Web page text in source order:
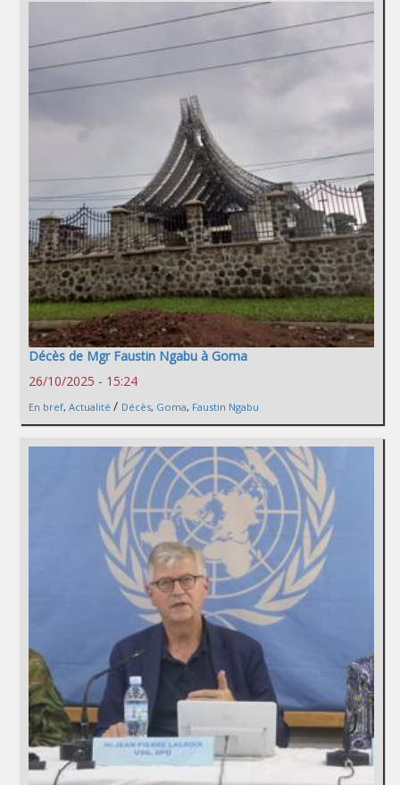
Décès de Mgr Faustin Ngabu à Goma
26/10/2025 - 15:24
En bref, Actualité / Décès, Goma, Faustin Ngabu